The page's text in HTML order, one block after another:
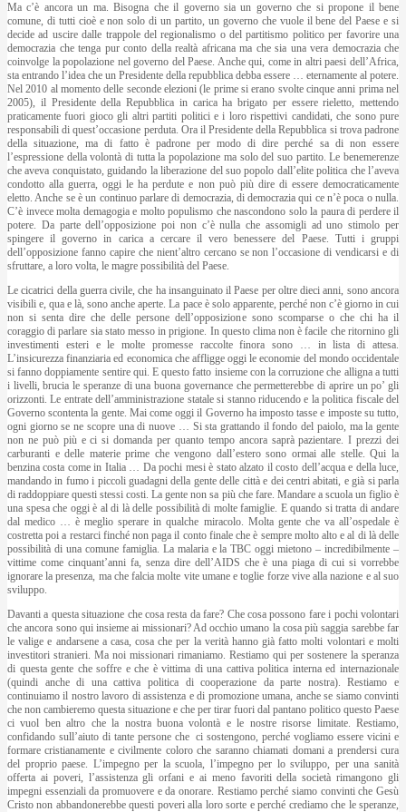
Ma c’è ancora un ma. Bisogna che il governo sia un governo che si propone il bene
comune, di tutti cioè e non solo di un partito, un governo che vuole il bene del Paese e si
decide ad uscire dalle trappole del regionalismo o del partitismo politico per favorire una
democrazia che tenga pur conto della realtà africana ma che sia una vera democrazia che
coinvolge la popolazione nel governo del Paese. Anche qui, come in altri paesi dell’Africa,
sta entrando l’idea che un Presidente della repubblica debba essere … eternamente al potere.
Nel 2010 al momento delle seconde elezioni (le prime si erano svolte cinque anni prima nel
2005), il Presidente della Repubblica in carica ha brigato per essere rieletto, mettendo
praticamente fuori gioco gli altri partiti politici e i loro rispettivi candidati, che sono pure
responsabili di quest’occasione perduta. Ora il Presidente della Repubblica si trova padrone
della situazione, ma di fatto è padrone per modo di dire perché sa di non essere
l’espressione della volontà di tutta la popolazione ma solo del suo partito. Le benemerenze
che aveva conquistato, guidando la liberazione del suo popolo dall’elite politica che l’aveva
condotto alla guerra, oggi le ha perdute e non può più dire di essere democraticamente
eletto. Anche se è un continuo parlare di democrazia, di democrazia qui ce n’è poca o nulla.
C’è invece molta demagogia e molto populismo che nascondono solo la paura di perdere il
potere. Da parte dell’opposizione poi non c’è nulla che assomigli ad uno stimolo per
spingere il governo in carica a cercare il vero benessere del Paese. Tutti i gruppi
dell’opposizione fanno capire che nient’altro cercano se non l’occasione di vendicarsi e di
sfruttare, a loro volta, le magre possibilità del Paese.
Le cicatrici della guerra civile, che ha insanguinato il Paese per oltre dieci anni, sono ancora
visibili e, qua e là, sono anche aperte. La pace è solo apparente, perché non c’è giorno in cui
non si senta dire che delle persone dell’opposizione sono scomparse o che chi ha il
coraggio di parlare sia stato messo in prigione. In questo clima non è facile che ritornino gli
investimenti esteri e le molte promesse raccolte finora sono … in lista di attesa.
L’insicurezza finanziaria ed economica che affligge oggi le economie del mondo occidentale
si fanno doppiamente sentire qui. E questo fatto insieme con la corruzione che alligna a tutti
i livelli, brucia le speranze di una buona governance che permetterebbe di aprire un po’ gli
orizzonti. Le entrate dell’amministrazione statale si stanno riducendo e la politica fiscale del
Governo scontenta la gente. Mai come oggi il Governo ha imposto tasse e imposte su tutto,
ogni giorno se ne scopre una di nuove … Si sta grattando il fondo del paiolo, ma la gente
non ne può più e ci si domanda per quanto tempo ancora saprà pazientare. I prezzi dei
carburanti e delle materie prime che vengono dall’estero sono ormai alle stelle. Qui la
benzina costa come in Italia … Da pochi mesi è stato alzato il costo dell’acqua e della luce,
mandando in fumo i piccoli guadagni della gente delle città e dei centri abitati, e già si parla
di raddoppiare questi stessi costi. La gente non sa più che fare. Mandare a scuola un figlio è
una spesa che oggi è al di là delle possibilità di molte famiglie. E quando si tratta di andare
dal medico … è meglio sperare in qualche miracolo. Molta gente che va all’ospedale è
costretta poi a restarci finché non paga il conto finale che è sempre molto alto e al di là delle
possibilità di una comune famiglia. La malaria e la TBC oggi mietono – incredibilmente –
vittime come cinquant’anni fa, senza dire dell’AIDS che è una piaga di cui si vorrebbe
ignorare la presenza, ma che falcia molte vite umane e toglie forze vive alla nazione e al suo
sviluppo.
Davanti a questa situazione che cosa resta da fare? Che cosa possono fare i pochi volontari
che ancora sono qui insieme ai missionari? Ad occhio umano la cosa più saggia sarebbe far
le valige e andarsene a casa, cosa che per la verità hanno già fatto molti volontari e molti
investitori stranieri. Ma noi missionari rimaniamo. Restiamo qui per sostenere la speranza
di questa gente che soffre e che è vittima di una cattiva politica interna ed internazionale
(quindi anche di una cattiva politica di cooperazione da parte nostra). Restiamo e
continuiamo il nostro lavoro di assistenza e di promozione umana, anche se siamo convinti
che non cambieremo questa situazione e che per tirar fuori dal pantano politico questo Paese
ci vuol ben altro che la nostra buona volontà e le nostre risorse limitate. Restiamo,
confidando sull’aiuto di tante persone che ci sostengono, perché vogliamo essere vicini e
formare cristianamente e civilmente coloro che saranno chiamati domani a prendersi cura
del proprio paese. L’impegno per la scuola, l’impegno per lo sviluppo, per una sanità
offerta ai poveri, l’assistenza gli orfani e ai meno favoriti della società rimangono gli
impegni essenziali da promuovere e da onorare. Restiamo perché siamo convinti che Gesù
Cristo non abbandonerebbe questi poveri alla loro sorte e perché crediamo che le speranze,